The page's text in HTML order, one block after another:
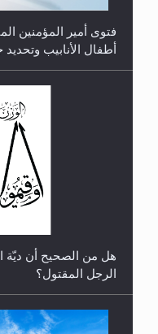
رأيٌ في لغة المسيح
فتوى أمير المؤمنين
أطفال الأنابيب
هل من الصحيح أن ديّة
الرجل المقتول؟